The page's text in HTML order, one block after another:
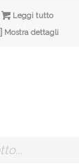
Leggi tutto
Mostra dettagli